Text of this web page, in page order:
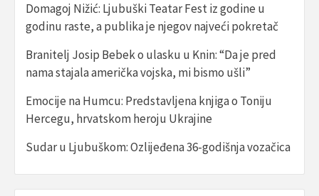
Domagoj Nižić: Ljubuški Teatar Fest iz godine u
godinu raste, a publika je njegov najveći pokretač
Branitelj Josip Bebek o ulasku u Knin: “Da je pred
nama stajala američka vojska, mi bismo ušli”
Emocije na Humcu: Predstavljena knjiga o Toniju
Hercegu, hrvatskom heroju Ukrajine
Sudar u Ljubuškom: Ozlijeđena 36-godišnja vozačica